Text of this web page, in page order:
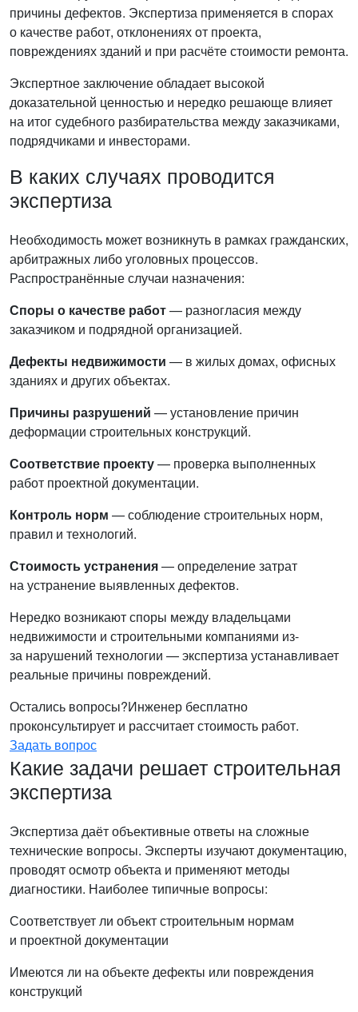
причины дефектов. Экспертиза применяется в спорах
о качестве работ, отклонениях от проекта,
повреждениях зданий и при расчёте стоимости ремонта.
Экспертное заключение обладает высокой
доказательной ценностью и нередко решающе влияет
на итог судебного разбирательства между заказчиками,
подрядчиками и инвесторами.
В каких случаях проводится
экспертиза
Необходимость может возникнуть в рамках гражданских,
арбитражных либо уголовных процессов.
Распространённые случаи назначения:
Споры о качестве работ— разногласия между
заказчиком и подрядной организацией.
Дефекты недвижимости — в жилых домах, офисных
зданиях и других объектах.
Причины разрушений — установление причин
деформации строительных конструкций.
Соответствие проекту— проверка выполненных
работ проектной документации.
Контроль норм — соблюдение строительных норм,
правил и технологий.
Стоимость устранения— определение затрат
на устранение выявленных дефектов.
Нередко возникают споры между владельцами
недвижимости и строительными компаниями из-
за нарушений технологии — экспертиза устанавливает
реальные причины повреждений.
Остались вопросы?Инженер бесплатно
проконсультирует и рассчитает стоимость работ.
Задать вопрос
Какие задачи решает строительная
экспертиза
Экспертиза даёт объективные ответы на сложные
технические вопросы. Эксперты изучают документацию,
проводят осмотр объекта и применяют методы
диагностики. Наиболее типичные вопросы:
Соответствует ли объект строительным нормам
и проектной документации
Имеются ли на объекте дефекты или повреждения
конструкций